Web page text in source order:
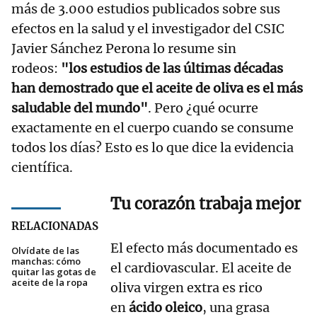
más de 3.000 estudios publicados sobre sus
efectos en la salud y el investigador del CSIC
Javier Sánchez Perona lo resume sin
rodeos: "los estudios de las últimas décadas
han demostrado que el aceite de oliva es el más
saludable del mundo". Pero ¿qué ocurre
exactamente en el cuerpo cuando se consume
todos los días? Esto es lo que dice la evidencia
científica.
RELACIONADAS
Olvídate de las
manchas: cómo
quitar las gotas de
aceite de la ropa
Tu corazón trabaja mejor
El efecto más documentado es
el cardiovascular. El aceite de
oliva virgen extra es rico
enácido oleico, una grasa